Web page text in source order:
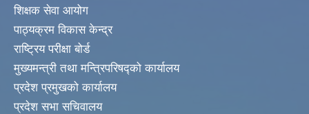
शिक्षक सेवा आयोग
पाठ्यक्रम विकास केन्द्र
राष्ट्रिय परीक्षा बोर्ड
मुख्यमन्त्री तथा मन्त्रिपरिषद्को कार्यालय
प्रदेश प्रमुखको कार्यालय
प्रदेश सभा सचिवालय